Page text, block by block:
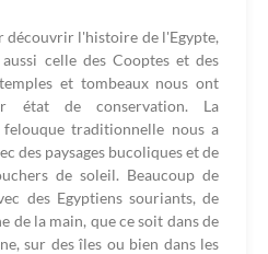
découvrir l'histoire de l'Egypte,
celle des Cooptes et des
et tombeaux nous ont
état de conservation. La
traditionnelle nous a
des paysages bucoliques et de
de soleil. Beaucoup de
des Egyptiens souriants, de
de la main, que ce soit dans de
sur des îles ou bien dans les